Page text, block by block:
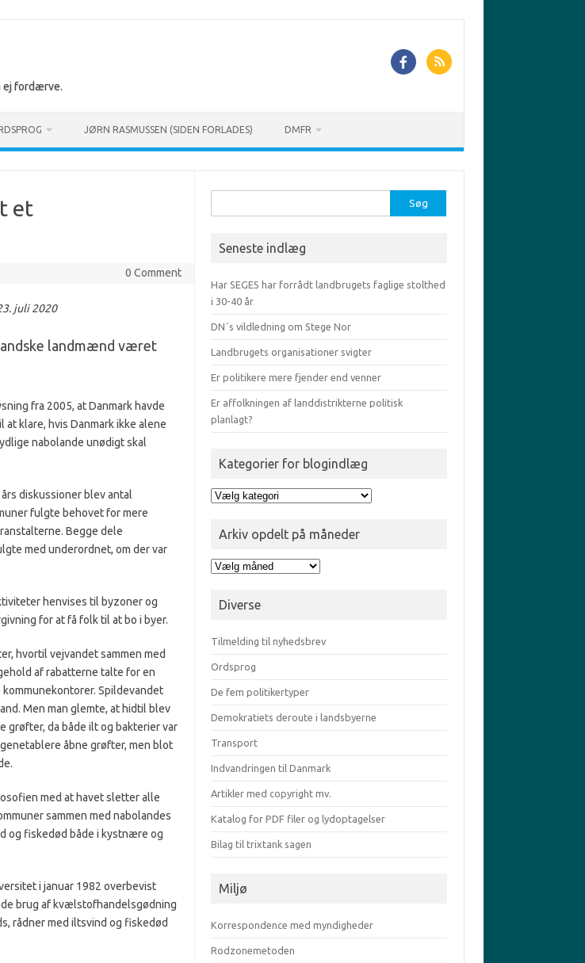
ej fordærve.
JØRN RASMUSSEN (SIDEN FORLADES) DMFR
et
0 Comment
juli 2020
landmænd været
fra 2005, at Danmark havde
klare, hvis Danmark ikke alene
nabolande unødigt skal
diskussioner blev antal
fulgte behovet for mere
Begge dele
med underordnet, om der var
henvises til byzoner og
for at få folk til at bo i byer.
hvortil vejvandet sammen med
af rabatterne talte for en
Spildevandet
Men man glemte, at hidtil blev
da både ilt og bakterier var
åbne grøfter, men blot
med at havet sletter alle
sammen med nabolandes
og fiskedød både i kystnære og
i januar 1982 overbevist
brug af kvælstofhandelsgødning
rådner med iltsvind og fiskedød
efter:
Seneste indlæg
Har SEGES har forrådt landbrugets faglige stolthed
i 30-40 år
DN´s vildledning om Stege Nor
Landbrugets organisationer svigter
Er politikere mere fjender end venner
Er affolkningen af landdistrikterne politisk
planlagt?
Kategorier for blogindlæg
Kategorier
Arkiv opdelt på måneder
Arkiv
måneder
Diverse
Tilmelding til nyhedsbrev
Ordsprog
De fem politikertyper
Demokratiets deroute i landsbyerne
Transport
Indvandringen til Danmark
Artikler med copyright mv.
Katalog for PDF filer og lydoptagelser
Bilag til trixtank sagen
Miljø
Korrespondence med myndigheder
Rodzonemetoden